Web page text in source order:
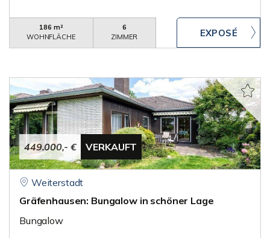
186 m²
WOHNFLÄCHE
6
ZIMMER
449.000,- € VERKAUFT
Weiterstadt
Gräfenhausen: Bungalow in schöner Lage
Bungalow